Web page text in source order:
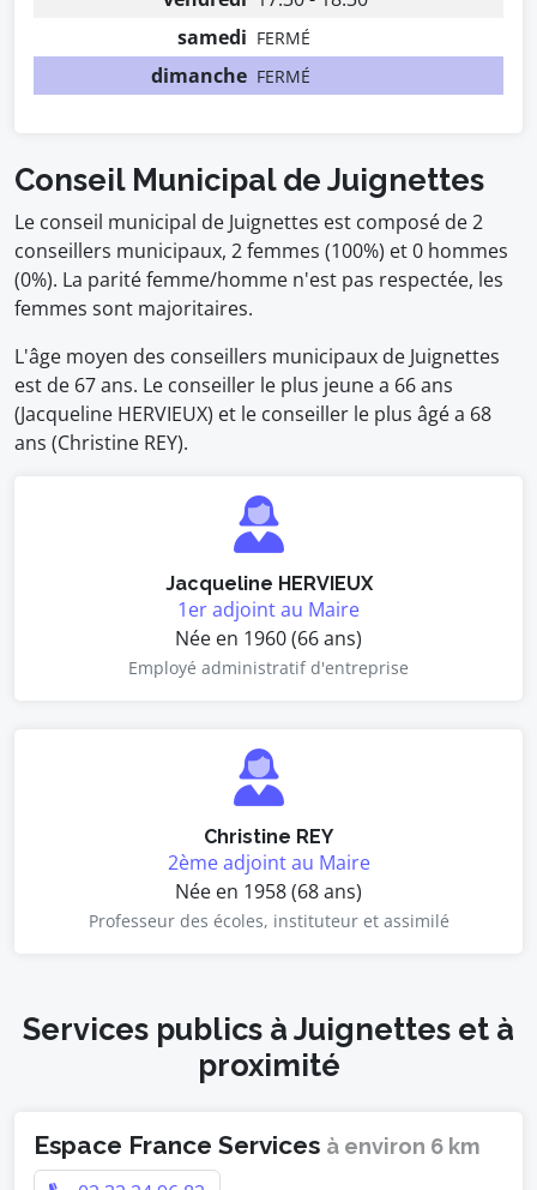
samedi FERMÉ
dimanche FERMÉ
Conseil Municipal de Juignettes
Le conseil municipal de Juignettes est composé de 2
conseillers municipaux, 2 femmes (100%) et 0 hommes
(0%). La parité femme/homme n'est pas respectée, les
femmes sont majoritaires.
L'âge moyen des conseillers municipaux de Juignettes
est de 67 ans. Le conseiller le plus jeune a 66 ans
(Jacqueline HERVIEUX) et le conseiller le plus âgé a 68
ans (Christine REY).
Jacqueline HERVIEUX
1er adjoint au Maire
Née en 1960 (66 ans)
Employé administratif d'entreprise
Christine REY
2ème adjoint au Maire
Née en 1958 (68 ans)
Professeur des écoles, instituteur et assimilé
Services publics à Juignettes et à
proximité
Espace France Services à environ 6 km